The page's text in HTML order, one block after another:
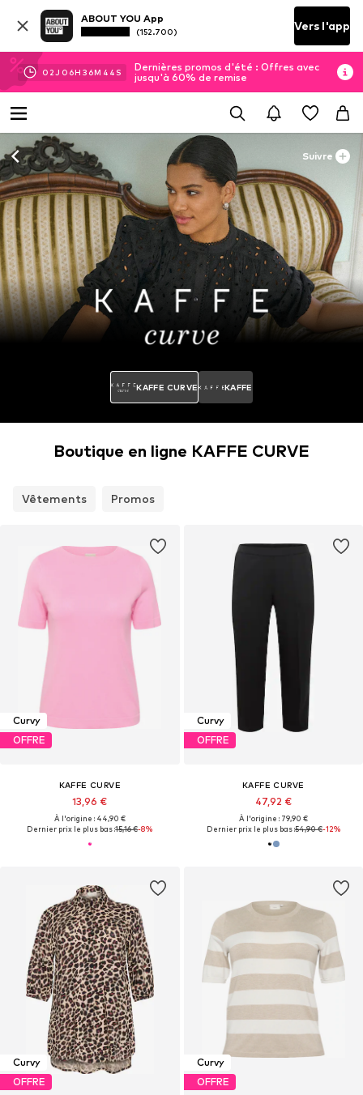
ABOUT YOU App
(152.700) Vers l'app
02J 06H 36M 42 S
Dernières promos d'été : Offres avec
jusqu'à 60% de remise
Suivre
KAFFE CURVE KAFFE
Boutique en ligne KAFFE CURVE
Vêtements Promos
Curvy
OFFRE
KAFFE CURVE
13,96 €
À l'origine : 44,90 €
Dernier prix le plus bas :15,16 €-8%
Curvy
OFFRE
KAFFE CURVE
47,92 €
À l'origine : 79,90 €
Dernier prix le plus bas :54,90 €-12%
Curvy
OFFRE
Curvy
OFFRE